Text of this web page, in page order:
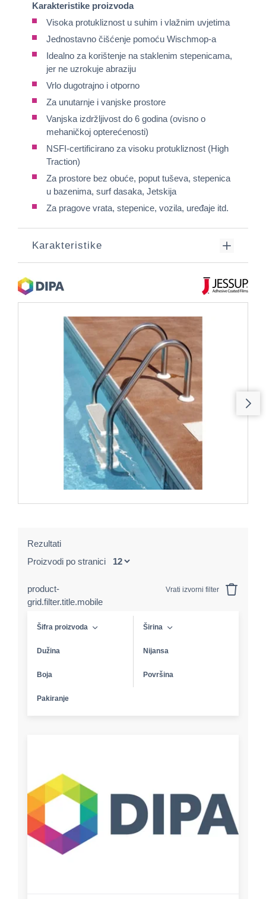
Karakteristike proizvoda
Visoka protukliznost u suhim i vlažnim uvjetima
Jednostavno čišćenje pomoću Wischmop-a
Idealno za korištenje na staklenim stepenicama,
jer ne uzrokuje abraziju
Vrlo dugotrajno i otporno
Za unutarnje i vanjske prostore
Vanjska izdržljivost do 6 godina (ovisno o
mehaničkoj opterećenosti)
NSFI-certificirano za visoku protukliznost (High
Traction)
Za prostore bez obuće, poput tuševa, stepenica
u bazenima, surf dasaka, Jetskija
Za pragove vrata, stepenice, vozila, uređaje itd.
Karakteristike
Rezultati
Proizvodi po stranici
product-
grid.filter.title.mobile
Vrati izvorni filter
Šifra proizvoda Širina
Dužina Nijansa
Boja Površina
Pakiranje